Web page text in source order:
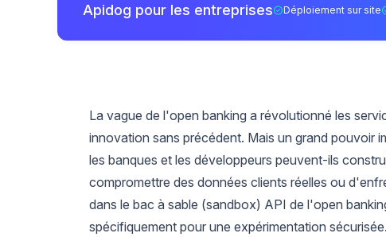
Apidog pour les entreprises Déploiement sur site
La vague de l'open banking a révolutionné les
innovation sans précédent. Mais un grand pouvoir
les banques et les développeurs peuvent-ils
compromettre des données clients réelles ou
dans le bac à sable (sandbox) API de l'open
spécifiquement pour une expérimentation